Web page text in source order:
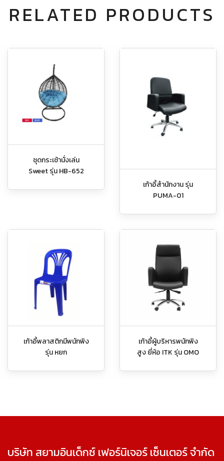
RELATED PRODUCTS
ชุดกระเช้านั่งเล่น
Sweet รุ่น HB-652
เก้าอี้สำนักงาน รุ่น
PUMA-01
เก้าอี้พลาสติกมีพนักพิง
รุ่น หยก
เก้าอี้ผู้บริหารพนักพิง
สูง ยี่ห้อ ITK รุ่น OMO
บริษัท สยามอินเด็กซ์ เฟอร์นิเจอร์ เซ็นเตอร์ จำกัด